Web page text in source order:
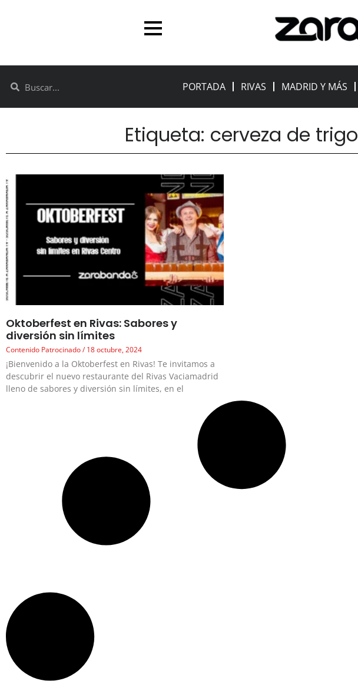
PORTADA RIVAS MADRID Y MÁS
Etiqueta: cerveza de trigo
Oktoberfest en Rivas: Sabores y
diversión sin límites
Contenido Patrocinado 18 octubre, 2024
¡Bienvenido a la Oktoberfest en Rivas! Te invitamos a
descubrir el nuevo restaurante del Rivas Vaciamadrid
lleno de sabores y diversión sin límites, en el